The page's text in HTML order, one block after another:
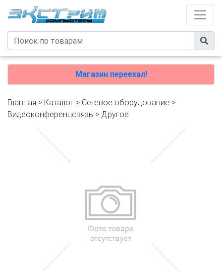
Магазин переехал!
Главная > Каталог > Сетевое оборудование >
Видеоконференцсвязь > Другое